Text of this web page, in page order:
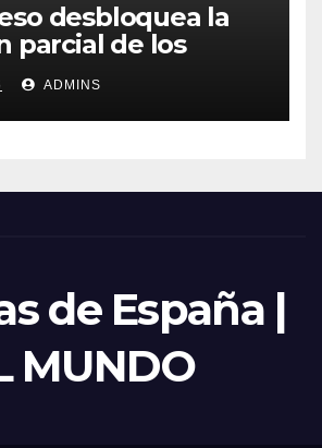
desbloquea la
parcial de los
laborales del
ADMINS
de España |
MUNDO